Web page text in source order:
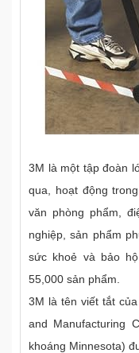
3M là một tập đoàn
qua, hoạt động
văn phòng phẩm,
nghiệp, sản phẩm
sức khoẻ và bảo
55,000 sản phẩm.
3M là tên viết tắt
and Manufacturing
khoáng Minnesota)